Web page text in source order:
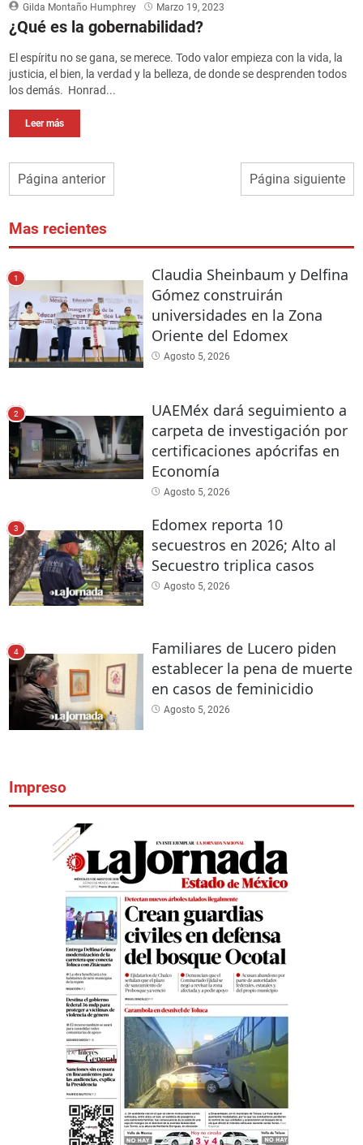
Gilda Montaño Humphrey Marzo 19, 2023
¿Qué es la gobernabilidad?
El espíritu no se gana, se merece. Todo valor empieza con la vida, la
justicia, el bien, la verdad y la belleza, de donde se desprenden todos
los demás. Honrad...
Leer más
Página anterior Página siguiente
Mas recientes
1
Claudia Sheinbaum y Delfina
Gómez construirán
universidades en la Zona
Oriente del Edomex
Agosto 5, 2026
2
UAEMéx dará seguimiento a
carpeta de investigación por
certificaciones apócrifas en
Economía
Agosto 5, 2026
3
Edomex reporta 10
secuestros en 2026; Alto al
Secuestro triplica casos
Agosto 5, 2026
4
Familiares de Lucero piden
establecer la pena de muerte
en casos de feminicidio
Agosto 5, 2026
Impreso